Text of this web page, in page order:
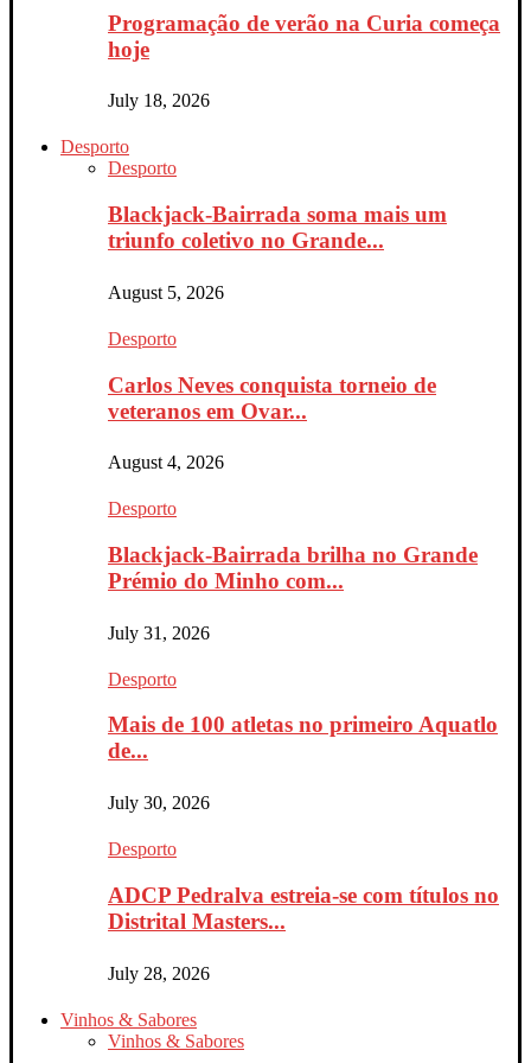
Programação de verão na Curia começa
hoje
July 18, 2026
Desporto
Desporto
Blackjack-Bairrada soma mais um
triunfo coletivo no Grande...
August 5, 2026
Desporto
Carlos Neves conquista torneio de
veteranos em Ovar...
August 4, 2026
Desporto
Blackjack-Bairrada brilha no Grande
Prémio do Minho com...
July 31, 2026
Desporto
Mais de 100 atletas no primeiro Aquatlo
de...
July 30, 2026
Desporto
ADCP Pedralva estreia-se com títulos no
Distrital Masters...
July 28, 2026
Vinhos & Sabores
Vinhos & Sabores